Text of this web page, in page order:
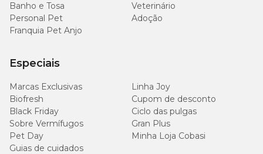
pássaros. Proporcione maior segurança, estilo e conforto com as
coleiras para calopsita. Aproveite promoções e agende agora
mesmo a entrega do seu pedido com a
Banho e Tosa
Veterinário
Personal Pet
Adoção
Franquia Pet Anjo
Especiais
Marcas Exclusivas
Linha Joy
Biofresh
Cupom de desconto
Black Friday
Ciclo das pulgas
Sobre Vermífugos
Gran Plus
Pet Day
Minha Loja Cobasi
Guias de cuidados